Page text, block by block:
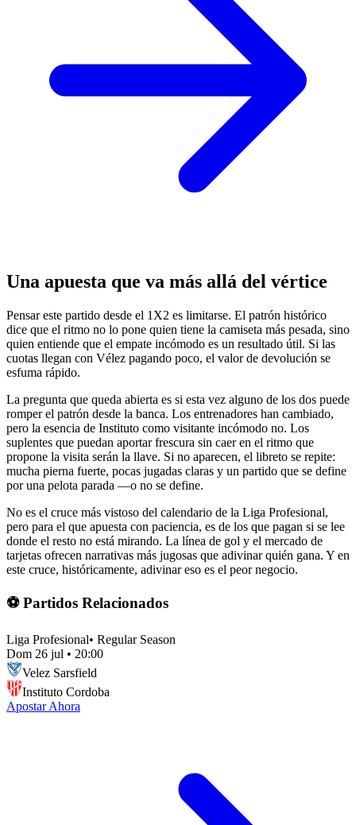
Una apuesta que va más allá del vértice
Pensar este partido desde el 1X2 es limitarse. El patrón histórico
dice que el ritmo no lo pone quien tiene la camiseta más pesada, sino
quien entiende que el empate incómodo es un resultado útil. Si las
cuotas llegan con Vélez pagando poco, el valor de devolución se
esfuma rápido.
La pregunta que queda abierta es si esta vez alguno de los dos puede
romper el patrón desde la banca. Los entrenadores han cambiado,
pero la esencia de Instituto como visitante incómodo no. Los
suplentes que puedan aportar frescura sin caer en el ritmo que
propone la visita serán la llave. Si no aparecen, el libreto se repite:
mucha pierna fuerte, pocas jugadas claras y un partido que se define
por una pelota parada —o no se define.
No es el cruce más vistoso del calendario de la Liga Profesional,
pero para el que apuesta con paciencia, es de los que pagan si se lee
donde el resto no está mirando. La línea de gol y el mercado de
tarjetas ofrecen narrativas más jugosas que adivinar quién gana. Y en
este cruce, históricamente, adivinar eso es el peor negocio.
⚽ Partidos Relacionados
Liga Profesional• Regular Season
Dom 26 jul • 20:00
Velez Sarsfield
Instituto Cordoba
Apostar Ahora